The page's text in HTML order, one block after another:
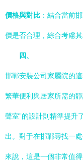
價格與對比 ：結合當前
價是否合理，綜合考慮
四、
邯鄲安裝公司家屬院的
繁華便利與居家所需的
聲室”的設計則精準提升
出。對于在邯鄲尋找一
來說，這是一個非常值